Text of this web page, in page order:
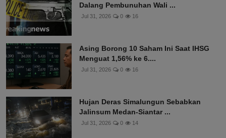
Dalang Pembunuhan Wali ...
Jul 31, 2026 0 16
Asing Borong 10 Saham Ini Saat IHSG
Menguat 1,56% ke 6....
Jul 31, 2026 0 16
Hujan Deras Simalungun Sebabkan
Jalinsum Medan-Siantar ...
Jul 31, 2026 0 14